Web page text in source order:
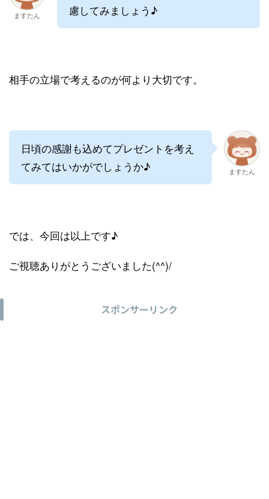
ますたん
慮してみましょう♪
相手の立場で考えるのが何より大切です。
日頃の感謝も込めてプレゼントを考え
てみてはいかがでしょうか♪
ますたん
では、今回は以上です♪
ご視聴ありがとうございました(^^)/
スポンサーリンク